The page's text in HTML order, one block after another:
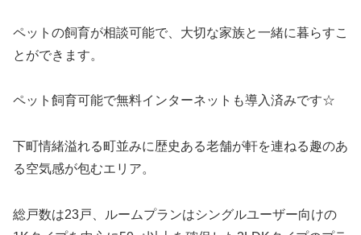
ペットの飼育が相談可能で、大切な家族と一緒に暮らすこ
とができます。
ペット飼育可能で無料インターネットも導入済みです☆
下町情緒溢れる町並みに歴史ある老舗が軒を連ねる趣のあ
る空気感が包むエリア。
総戸数は23戸、ルームプランはシングルユーザー向けの